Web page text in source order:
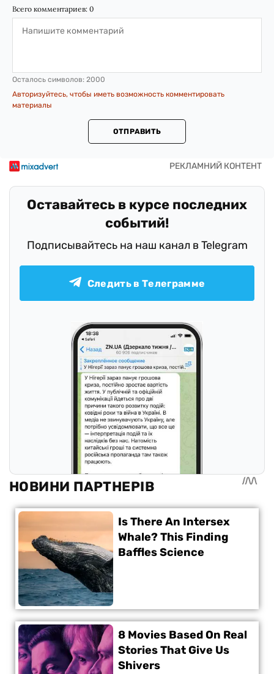
Всего комментариев: 0
Осталось символов: 2000
Авторизуйтесь, чтобы иметь возможность комментировать
материалы
ОТПРАВИТЬ
Оставайтесь в курсе последних
событий!
Подписывайтесь на наш канал в Telegram
Следить в Телеграмме